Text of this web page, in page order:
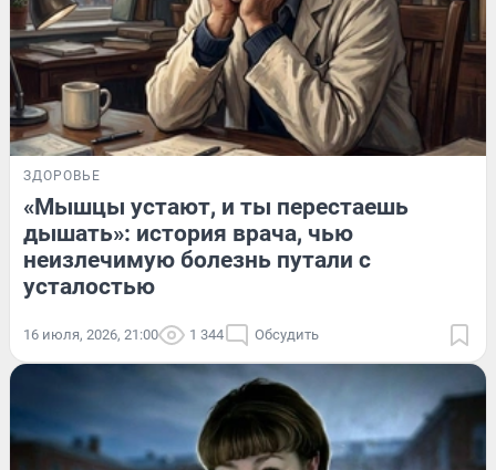
ЗДОРОВЬЕ
«Мышцы устают, и ты перестаешь
дышать»: история врача, чью
неизлечимую болезнь путали с
усталостью
16 июля, 2026, 21:00 1 344 Обсудить